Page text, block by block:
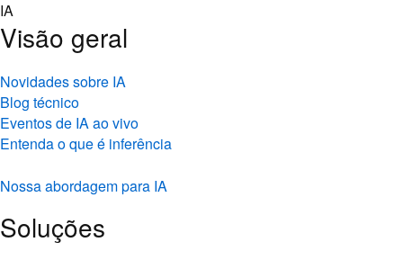
Skip
to
content
IA
Visão geral
Novidades sobre IA
Blog técnico
Eventos de IA ao vivo
Entenda o que é inferência
Nossa abordagem para IA
Soluções